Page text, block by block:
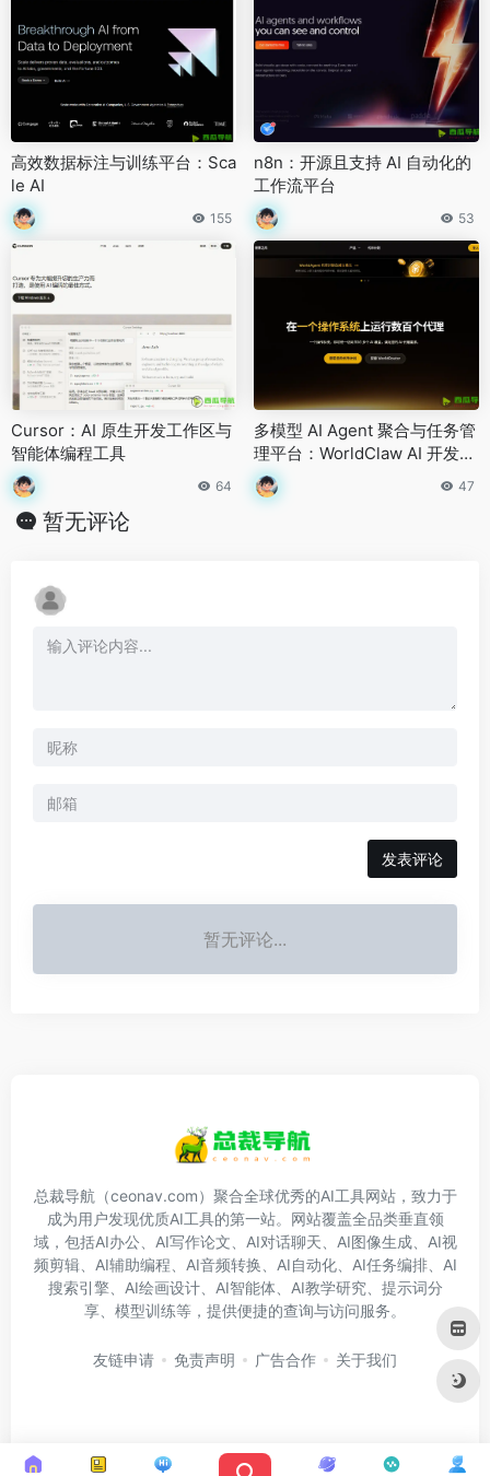
高效数据标注与训练平台：Sca
le AI
155
n8n：开源且支持 AI 自动化的
工作流平台
53
Cursor：AI 原生开发工作区与
智能体编程工具
64
多模型 AI Agent 聚合与任务管
理平台：WorldClaw AI 开发与
生活助手
47
暂无评论
发表评论
暂无评论...
总裁导航（ceonav.com）聚合全球优秀的AI工具网站，致力于
成为用户发现优质AI工具的第一站。网站覆盖全品类垂直领
域，包括AI办公、AI写作论文、AI对话聊天、AI图像生成、AI视
频剪辑、AI辅助编程、AI音频转换、AI自动化、AI任务编排、AI
搜索引擎、AI绘画设计、AI智能体、AI教学研究、提示词分
享、模型训练等，提供便捷的查询与访问服务。
友链申请 免责声明 广告合作 关于我们
Copyright © 2026